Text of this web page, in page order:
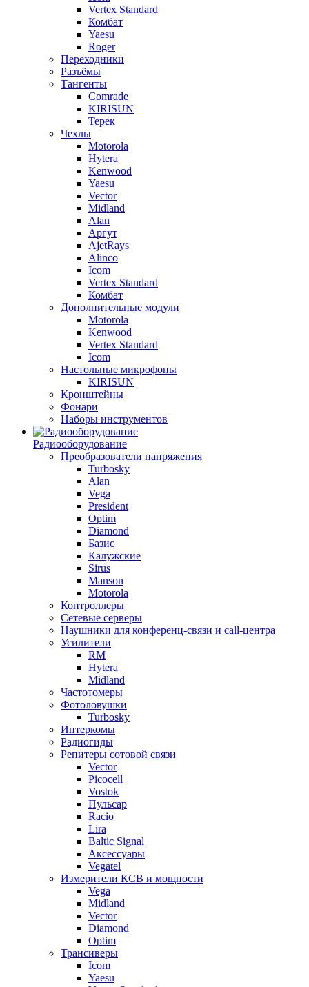
Vertex Standard
Комбат
Yaesu
Roger
Переходники
Разъёмы
Тангенты
Comrade
KIRISUN
Терек
Чехлы
Motorola
Hytera
Kenwood
Yaesu
Vector
Midland
Alan
Аргут
AjetRays
Alinco
Icom
Vertex Standard
Комбат
Дополнительные модули
Motorola
Kenwood
Vertex Standard
Icom
Настольные микрофоны
KIRISUN
Кронштейны
Фонари
Наборы инструментов
Радиооборудование
Преобразователи напряжения
Turbosky
Alan
Vega
President
Optim
Diamond
Базис
Калужские
Sirus
Manson
Motorola
Контроллеры
Сетевые серверы
Наушники для конференц-связи и call-центра
Усилители
RM
Hytera
Midland
Частотомеры
Фотоловушки
Turbosky
Интеркомы
Радиогиды
Репитеры сотовой связи
Vector
Picocell
Vostok
Пульсар
Racio
Lira
Baltic Signal
Аксессуары
Vegatel
Измерители КСВ и мощности
Vega
Midland
Vector
Diamond
Optim
Трансиверы
Icom
Yaesu